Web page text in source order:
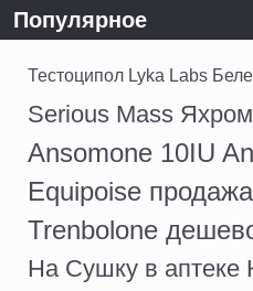
Популярное
Тестоципол Lyka Labs
Serious Mass
Ansomone 10IU
Equipoise
Trenbolone
На Сушку в аптеке